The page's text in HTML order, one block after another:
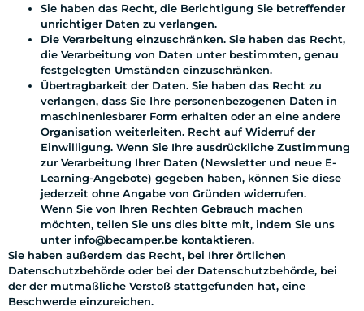
Sie haben das Recht, die Berichtigung Sie betreffender
unrichtiger Daten zu verlangen.
Die Verarbeitung einzuschränken. Sie haben das Recht,
die Verarbeitung von Daten unter bestimmten, genau
festgelegten Umständen einzuschränken.
Übertragbarkeit der Daten. Sie haben das Recht zu
verlangen, dass Sie Ihre personenbezogenen Daten in
maschinenlesbarer Form erhalten oder an eine andere
Organisation weiterleiten. Recht auf Widerruf der
Einwilligung. Wenn Sie Ihre ausdrückliche Zustimmung
zur Verarbeitung Ihrer Daten (Newsletter und neue E-
Learning-Angebote) gegeben haben, können Sie diese
jederzeit ohne Angabe von Gründen widerrufen.
Wenn Sie von Ihren Rechten Gebrauch machen
möchten, teilen Sie uns dies bitte mit, indem Sie uns
unter info@becamper.be kontaktieren.
Sie haben außerdem das Recht, bei Ihrer örtlichen
Datenschutzbehörde oder bei der Datenschutzbehörde, bei
der der mutmaßliche Verstoß stattgefunden hat, eine
Beschwerde einzureichen.